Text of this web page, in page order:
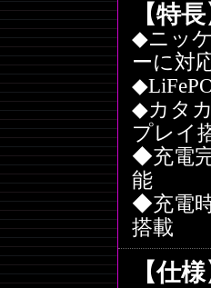
【特長
◆ニッ
ーに対
◆カタ
プレイ
◆充電
能
◆充電
搭載
【仕様